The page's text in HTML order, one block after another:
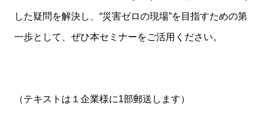
した疑問を解決し、“災害ゼロの現場”を目指すための第
一歩として、ぜひ本セミナーをご活用ください。
（テキストは１企業様に1部郵送します）